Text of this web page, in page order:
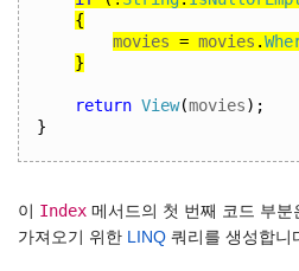
{
movies = movies .
}
return View(movies);
}
이 Index 메서드의 첫 번째 코드 부
가져오기 위한 LINQ 쿼리를 생성합니